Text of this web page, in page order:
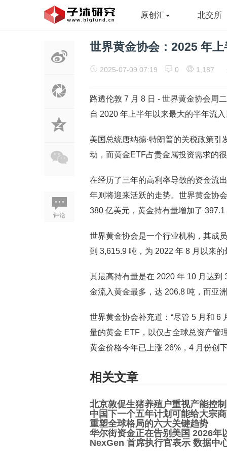
原创汇 北交所
评论
世界黄金协会：2025 年
2025-07-09 07:19 0 1,187
路透伦敦 7 月 8 日 - 世界黄金协会周
自 2020 年上半年以来最大的半年流
美国总统唐纳德·特朗普的关税政策
动，而黄金ETF占贵金属投资需求的
在经历了三年的高利率导致的资金流
年则将迎来活跃的走势。世界黄金协
380 亿美元，黄金持有量增加了 397.1
世界黄金协会是一个行业机构，其成
到 3,615.9 吨，为 2022 年 8 月以来的
其最高持有量是在 2020 年 10 月达
金流入黄金最多，达 206.8 吨，而亚
世界黄金协会补充道：“尽管 5 月和 6
量的黄金 ETF，以仅占全球总资产管
黄金价格今年已上涨 26%，4 月份创
相关文章
北京敦促生猪养殖户重视产能控制
中国下一个五年计划可能给大宗
重塑全球格局的六大关键趋势
华尔街资金正在告别美国 2026年
NexGen 首席执行官表示 数据中